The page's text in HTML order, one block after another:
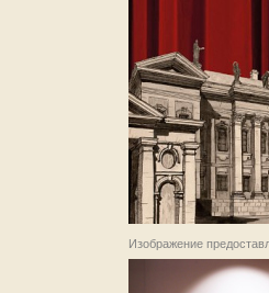
Изображение